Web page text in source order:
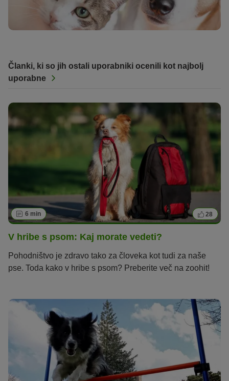
Članki, ki so jih ostali uporabniki ocenili kot najbolj
uporabne
6 min 28
V hribe s psom: Kaj morate vedeti?
Pohodništvo je zdravo tako za človeka kot tudi za naše
pse. Toda kako v hribe s psom? Preberite več na zoohit!